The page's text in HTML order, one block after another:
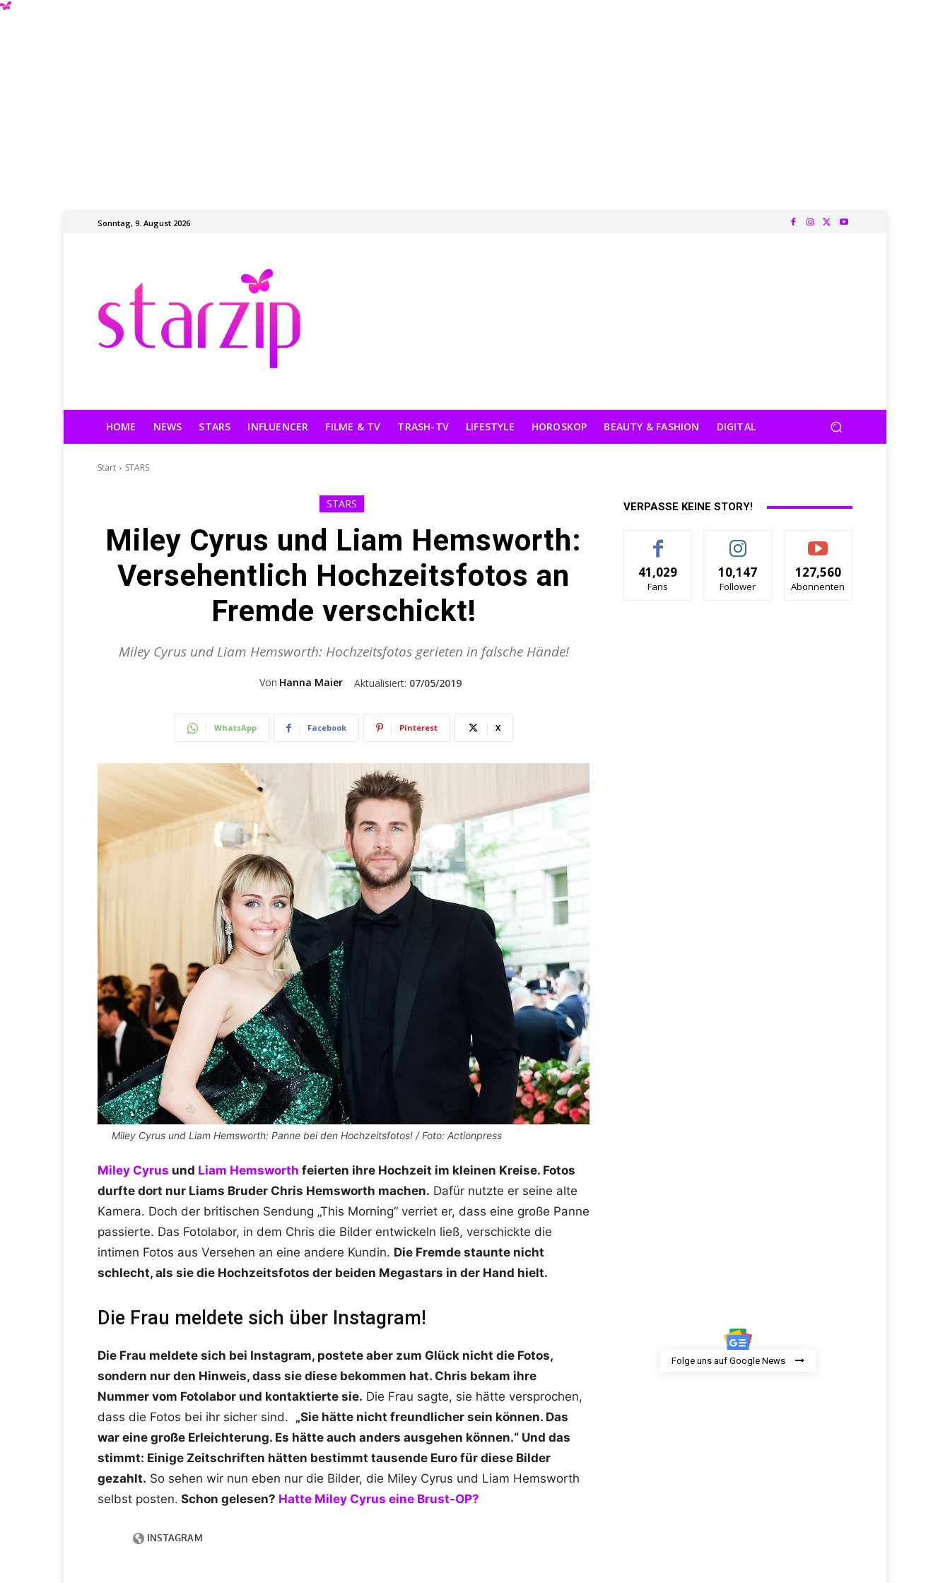
Sonntag, 9. August 2026
HOME NEWS STARS INFLUENCER FILME & TV TRASH-TV LIFESTYLE HOROSKOP BEAUTY & FASHION DIGITAL
Start STARS
STARS
Miley Cyrus und Liam Hemsworth:
Versehentlich Hochzeitsfotos an
Fremde verschickt!
Miley Cyrus und Liam Hemsworth: Hochzeitsfotos gerieten in falsche Hände!
Von Hanna Maier Aktualisiert: 07/05/2019
WhatsApp Facebook Pinterest X
Miley Cyrus und Liam Hemsworth: Panne bei den Hochzeitsfotos! / Foto: Actionpress
Miley Cyrus und Liam Hemsworth feierten ihre Hochzeit im kleinen Kreise. Fotos
durfte dort nur Liams Bruder Chris Hemsworth machen. Dafür nutzte er seine alte
Kamera. Doch der britischen Sendung „This Morning“ verriet er, dass eine große Panne
passierte. Das Fotolabor, in dem Chris die Bilder entwickeln ließ, verschickte die
intimen Fotos aus Versehen an eine andere Kundin. Die Fremde staunte nicht
schlecht, als sie die Hochzeitsfotos der beiden Megastars in der Hand hielt.
Die Frau meldete sich über Instagram!
Die Frau meldete sich bei Instagram, postete aber zum Glück nicht die Fotos,
sondern nur den Hinweis, dass sie diese bekommen hat. Chris bekam ihre
Nummer vom Fotolabor und kontaktierte sie. Die Frau sagte, sie hätte versprochen,
dass die Fotos bei ihr sicher sind. „Sie hätte nicht freundlicher sein können. Das
war eine große Erleichterung. Es hätte auch anders ausgehen können.“ Und das
stimmt: Einige Zeitschriften hätten bestimmt tausende Euro für diese Bilder
gezahlt. So sehen wir nun eben nur die Bilder, die Miley Cyrus und Liam Hemsworth
selbst posten. Schon gelesen? Hatte Miley Cyrus eine Brust-OP?
VERPASSE KEINE STORY!
41,029
Fans
10,147
Follower
127,560
Abonnenten
Folge uns auf Google News